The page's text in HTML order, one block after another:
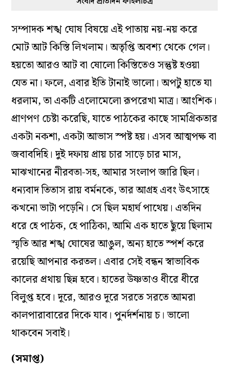
সম্পাদক শঙ্খ ঘোষ বিষয়ে এই পাতায় নয়-নয় করে
মোট আট কিস্তি লিখলাম। অতৃপ্তি অবশ‌্য থেকে গেল।
হয়তো আরও আট বা ষোলো কিস্তিতেও সন্তুষ্ট হওয়া
যেত না। ফলে, এবার ইতি টানাই ভালো। অপটু হাতে যা
ধরলাম, তা একটি এলোমেলো রূপরেখা মাত্র। আংশিক।
প্রাণপণ চেষ্টা করেছি, যাতে পাঠকের কাছে সামগ্রিকতার
একটা নকশা, একটা আভাস স্পষ্ট হয়। এসব আত্মপক্ষ বা
জবাবদিহি। দুই দফায় প্রায় চার সাড়ে চার মাস,
মাঝখানের নীরবতা-সহ, আমার সংলাপ জারি ছিল।
ধন‌্যবাদ তিতাস রায় বর্মনকে, তার আগ্রহ এবং উৎসাহে
কখনো ভাটা পড়েনি। সে ছিল মহার্ঘ পাথেয়। এতদিন
ধরে হে পাঠক, হে পাঠিকা, আমি এক হাতে ছুঁয়ে ছিলাম
স্মৃতি আর শঙ্খ ঘোষের আঙুল, অন‌্য হাতে স্পর্শ করে
রয়েছি আপনার করতল। এবার সেই বন্ধন স্বাভাবিক
কালের প্রথায় ছিন্ন হবে। হাতের উষ্ণতাও ধীরে ধীরে
বিলুপ্ত হবে। দূরে, আরও দূরে সরতে সরতে আমরা
কালপারাবারের দিকে যাব। পুনর্দর্শনায় চ। ভালো
থাকবেন সবাই।
(সমাপ্ত)